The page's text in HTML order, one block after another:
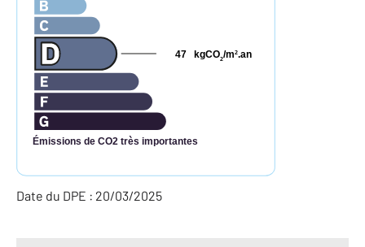
Émissions de CO2 très importantes
kgCO2/m2.an
47
Date du DPE : 20/03/2025